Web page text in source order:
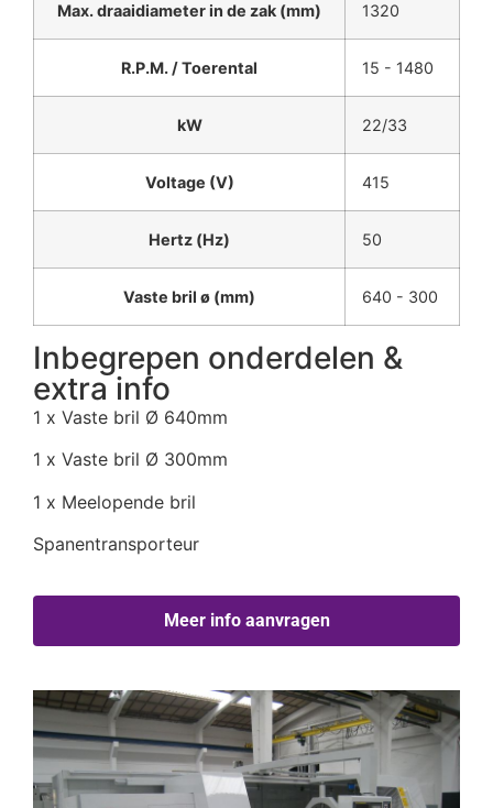
Max. draaidiameter in de zak (mm) 1320
R.P.M. / Toerental 15 - 1480
kW 22/33
Voltage (V) 415
Hertz (Hz) 50
Vaste bril ø (mm) 640 - 300
Inbegrepen onderdelen &
extra info
1 x Vaste bril Ø 640mm
1 x Vaste bril Ø 300mm
1 x Meelopende bril
Spanentransporteur
Meer info aanvragen